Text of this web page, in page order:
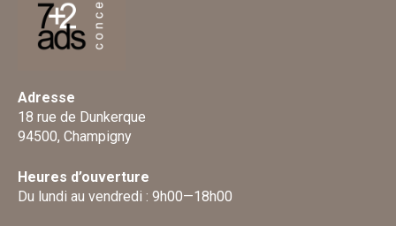
Adresse
18 rue de Dunkerque
94500, Champigny
Heures d’ouverture
Du lundi au vendredi : 9h00—18h00